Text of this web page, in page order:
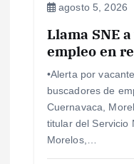
agosto 5, 2026
Llama SNE
empleo en
•Alerta por
buscadores de
Cuernavaca,
titular del Servicio
Morelos,…